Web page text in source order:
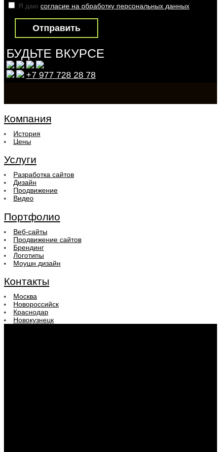
Я даю согласие на обработку персональных данных
БУДЬТЕ ВКУРСЕ
+7 977 728 28 78
Компания
История
Цены
Услуги
Разработка сайтов
Дизайн
Продвижение
Видео
Портфолио
Веб-сайты
Продвижение сайтов
Брендинг
Логотипы
Моушн дизайн
Контакты
Москва
Новороссийск
Краснодар
Новокузнецк